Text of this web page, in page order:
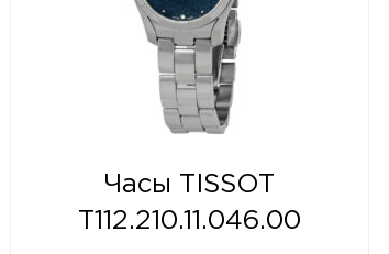
Часы TISSOT
T112.210.11.046.00